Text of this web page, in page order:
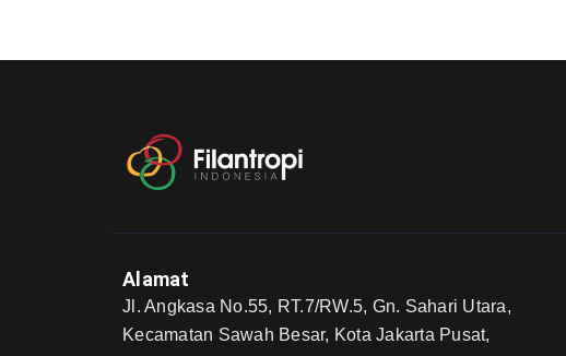
Alamat
Jl. Angkasa No.55, RT.7/RW.5, Gn. Sahari Utara,
Kecamatan Sawah Besar, Kota Jakarta Pusat,